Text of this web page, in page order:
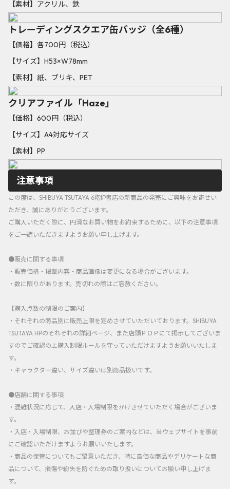
【素材】アクリル、鉄
トレーディングスクエア缶バッジ（全6種）
【価格】各700円（税込）
【サイズ】H53×W78mm
【素材】紙、ブリキ、PET
クリアファイル「Haze」
【価格】600円（税込）
【サイズ】A4対応サイズ
【素材】PP
注意事項
この度は、SHIBUYA TSUTAYA 6階IP書店の新商品の発売にご興味をお寄せい
ただき、誠にありがとうございます。
ご購入いただく際に、円滑なお買い物をお約束するために、以下の注意事項
をご一読いただきますようお願い申し上げます。
●販売に関する事項
・販売価格・掲載内容・商品画像は変更になる場合がございます。
・数に限りがあります。売切れの際はご容赦ください。
【購入点数の制限のご案内】
・それぞれの商品別に販売上限を定めさせていただいております。SHIBUYA
TSUTAYA HPのそれぞれの詳細ページ、また店頭ＰＯＰにて掲示してございま
すのでご確認の上購入制限ルールを守っていただけますようお願いいたしま
す。
・キャラクター違い、サイズ違いは別商品扱いです。
●店舗に関する事項
・混雑状況に応じて、入店・入場制限をかけさせていただく場合がございま
す。
・入店・入場制限、お並びや整理券のご案内などは、当ウェブサイトを事前
にご確認いただけますようお願いいたします。
・商品の保管についてもご留意いただき、特に高価な商品やデリケートな商
品について、損傷や紛失を防ぐための取り扱いについてお願い申し上げま
す。